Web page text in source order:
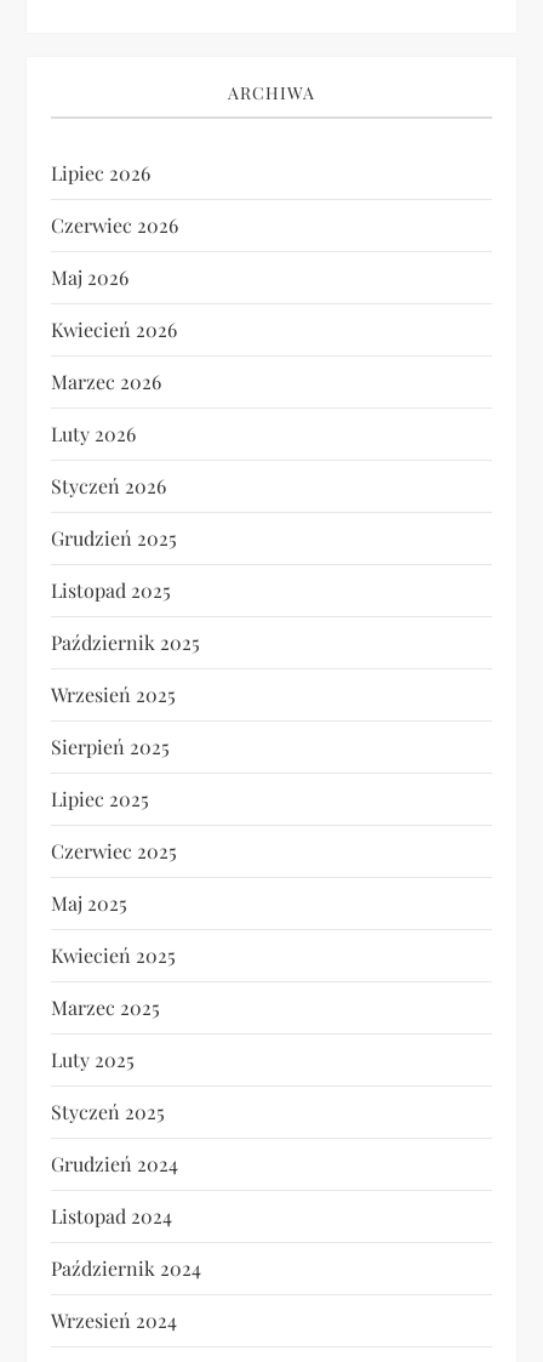
ARCHIWA
Lipiec 2026
Czerwiec 2026
Maj 2026
Kwiecień 2026
Marzec 2026
Luty 2026
Styczeń 2026
Grudzień 2025
Listopad 2025
Październik 2025
Wrzesień 2025
Sierpień 2025
Lipiec 2025
Czerwiec 2025
Maj 2025
Kwiecień 2025
Marzec 2025
Luty 2025
Styczeń 2025
Grudzień 2024
Listopad 2024
Październik 2024
Wrzesień 2024